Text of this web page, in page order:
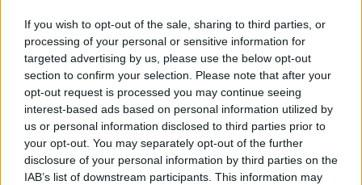
If you wish to opt-out of the sale, sharing to third parties, or
processing of your personal or sensitive information for
targeted advertising by us, please use the below opt-out
section to confirm your selection. Please note that after your
opt-out request is processed you may continue seeing
interest-based ads based on personal information utilized by
us or personal information disclosed to third parties prior to
your opt-out. You may separately opt-out of the further
disclosure of your personal information by third parties on the
IAB’s list of downstream participants. This information may
Linux Mint - världens bästa operativsystem?
Svar avRebali179 2026-02-1517:17
[ARCH LINUX FOR DUMMIES] - Steg för steg guide från start till
färdig installation.
Svar avArttuWiskarin 2026-02-0709:56
Qubes OS 4.0 ute
Svar avJumpjet 2026-01-2617:30
Mediaserver- Linux till apple tv